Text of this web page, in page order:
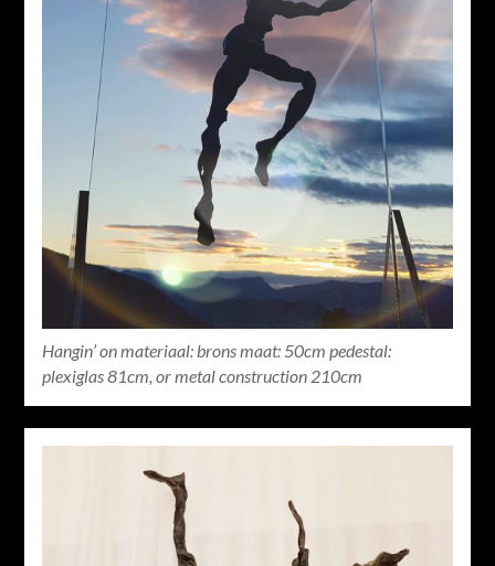
Hangin’ on materiaal: brons maat: 50cm pedestal:
plexiglas 81cm, or metal construction 210cm